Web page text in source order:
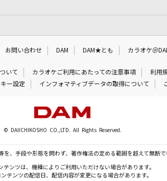
お問い合わせ DAM DAM★とも カラオケ＠
いて カラオケご利用にあたっての注意事項
利用
ー設定 インフォマティブデータの取得について
© DAIICHIKOSHO CO.,LTD. All Rights Reserved.
、手段や形態を問わず、著作権法の定める範囲を超えて無断
テンツは、機種によりご利用いただけない場合があります。
テンツの配信日、配信内容が変更になる場合があります。